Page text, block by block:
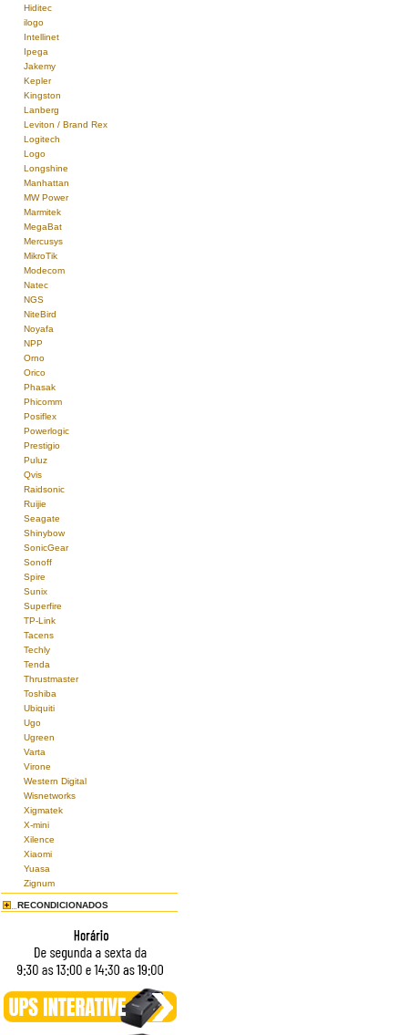
Hiditec
ilogo
Intellinet
Ipega
Jakemy
Kepler
Kingston
Lanberg
Leviton / Brand Rex
Logitech
Logo
Longshine
Manhattan
MW Power
Marmitek
MegaBat
Mercusys
MikroTik
Modecom
Natec
NGS
NiteBird
Noyafa
NPP
Orno
Orico
Phasak
Phicomm
Posiflex
Powerlogic
Prestigio
Puluz
Qvis
Raidsonic
Ruijie
Seagate
Shinybow
SonicGear
Sonoff
Spire
Sunix
Superfire
TP-Link
Tacens
Techly
Tenda
Thrustmaster
Toshiba
Ubiquiti
Ugo
Ugreen
Varta
Virone
Western Digital
Wisnetworks
Xigmatek
X-mini
Xilence
Xiaomi
Yuasa
Zignum
RECONDICIONADOS